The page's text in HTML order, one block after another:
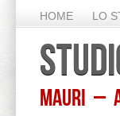
HOME LO
Mauri –